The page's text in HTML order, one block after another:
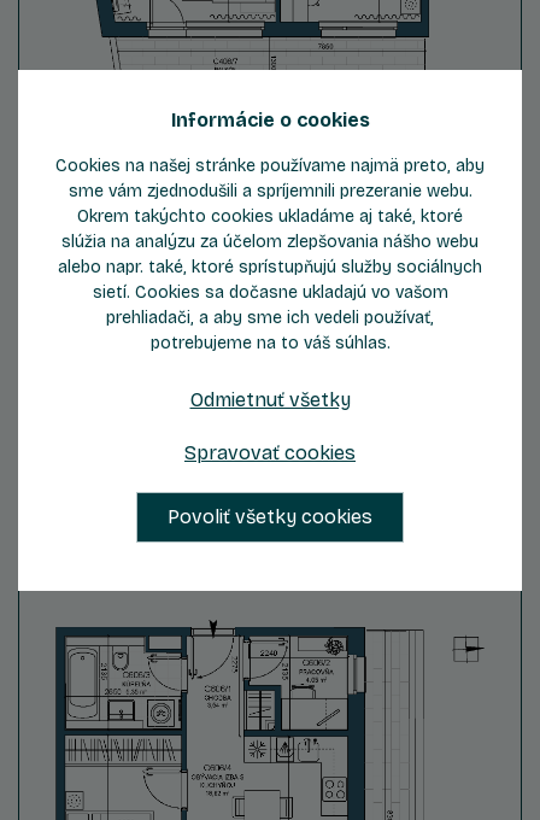
ZOBRAZIŤ DETAIL
Byt C606
2.5
Informácie o cookies
Cookies na našej stránke používame najmä preto, aby
sme vám zjednodušili a spríjemnili prezeranie webu.
Okrem takýchto cookies ukladáme aj také, ktoré
slúžia na analýzu za účelom zlepšovania nášho webu
alebo napr. také, ktoré sprístupňujú služby sociálnych
sietí. Cookies sa dočasne ukladajú vo vašom
prehliadači, a aby sme ich vedeli používať,
potrebujeme na to váš súhlas.
Odmietnuť všetky
Spravovať cookies
Povoliť všetky cookies